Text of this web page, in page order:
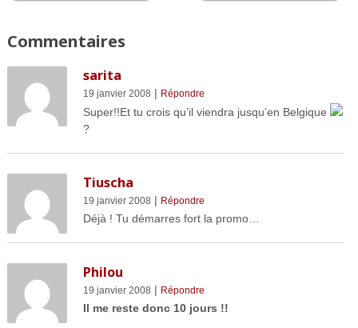
Commentaires
sarita
19 janvier 2008 | Répondre
Super!!Et tu crois qu’il viendra jusqu’en Belgique
?
Tiuscha
19 janvier 2008 | Répondre
Déjà ! Tu démarres fort la promo…
Philou
19 janvier 2008 | Répondre
Il me reste donc 10 jours !!